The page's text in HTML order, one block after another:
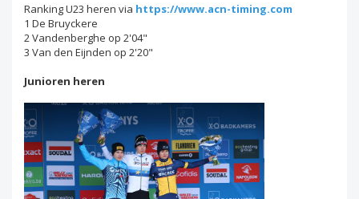
Ranking U23 heren via https://www.acn-timing.com
1 De Bruyckere
2 Vandenberghe op 2'04"
3 Van den Eijnden op 2'20"
Junioren heren